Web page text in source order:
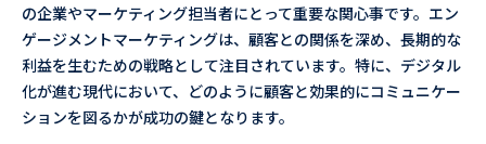
の企業やマーケティング担当者にとって重要な関心事です。エン
ゲージメントマーケティングは、顧客との関係を深め、長期的な
利益を生むための戦略として注目されています。特に、デジタル
化が進む現代において、どのように顧客と効果的にコミュニケー
ションを図るかが成功の鍵となります。